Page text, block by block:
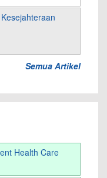
Semua Artikel
Health Care